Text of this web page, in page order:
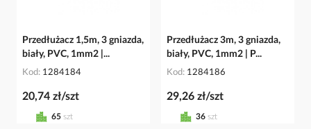
Przedłużacz 1,5m, 3 gniazda,
biały, PVC, 1mm2 |...
Kod 1284184
20,74 zł/szt
65 szt
Przedłużacz 3m, 3 gniazda,
biały, PVC, 1mm2 | P...
Kod 1284186
29,26 zł/szt
36 szt